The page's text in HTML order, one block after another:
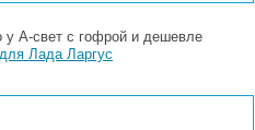
у А-свет с гофрой и дешевле
Лада Ларгус